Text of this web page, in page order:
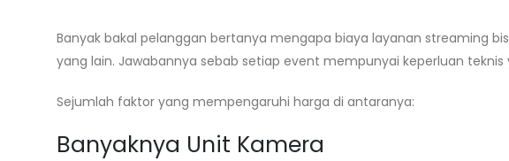
Banyak bakal pelanggan bertanya mengapa biaya layanan streaming
yang lain. Jawabannya sebab setiap event mempunyai keperluan teknis
Sejumlah faktor yang mempengaruhi harga di antaranya:
Banyaknya Unit Kamera